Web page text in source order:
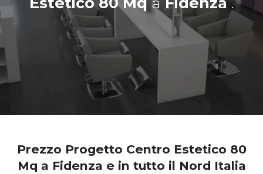
Prezzo Progetto Centro Estetico 80
Mq a Fidenza e in tutto il Nord Italia